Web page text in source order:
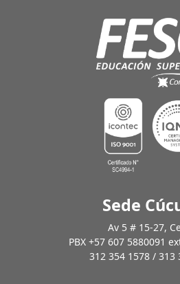
Sede
Av 5 # 15-27,
PBX +57 607 5880091
312 354 1578 / 313